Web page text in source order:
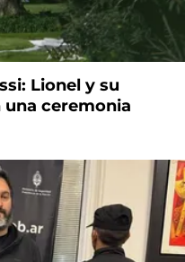
Lionel y su
ceremonia